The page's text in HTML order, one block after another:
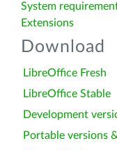
System
Extensions
Download
LibreOffice Fresh
LibreOffice Stable
Development
Portable versions